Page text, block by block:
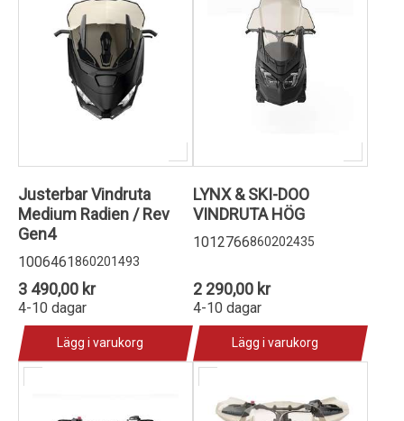
Justerbar Vindruta
Medium Radien / Rev
Gen4
1006461860201493
3 490,00 kr
4-10 dagar
Lägg i varukorg
LYNX & SKI-DOO
VINDRUTA HÖG
1012766860202435
2 290,00 kr
4-10 dagar
Lägg i varukorg